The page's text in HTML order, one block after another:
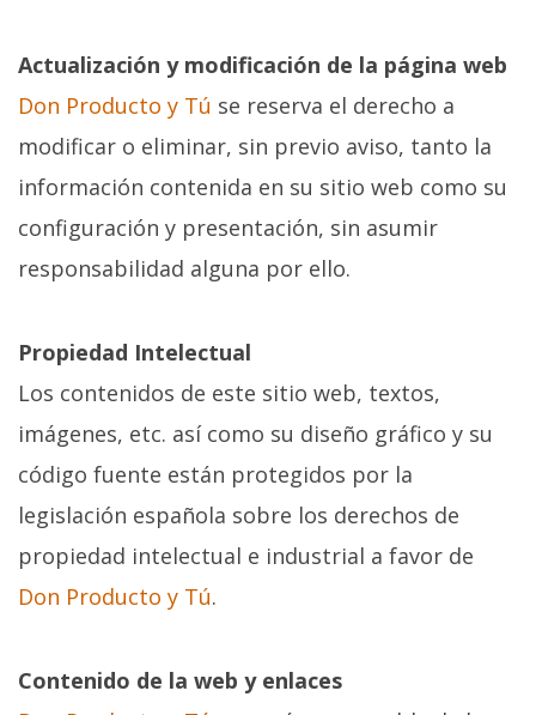
Actualización y modificación de la página web
Don Producto y Tú se reserva el derecho a
modificar o eliminar, sin previo aviso, tanto la
información contenida en su sitio web como su
configuración y presentación, sin asumir
responsabilidad alguna por ello.
Propiedad Intelectual
Los contenidos de este sitio web, textos,
imágenes, etc. así como su diseño gráfico y su
código fuente están protegidos por la
legislación española sobre los derechos de
propiedad intelectual e industrial a favor de
Don Producto y Tú.
Contenido de la web y enlaces